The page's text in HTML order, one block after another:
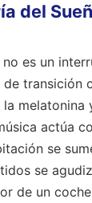
del
es un
transición
melatonina
actúa
se
se
de un